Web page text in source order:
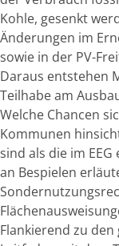
Kohle, gesenkt
Änderungen im
sowie in der PV-
Daraus entstehen
Teilhabe am
Welche Chancen
Kommunen
sind als die im
an Bespielen
Flankierend zu